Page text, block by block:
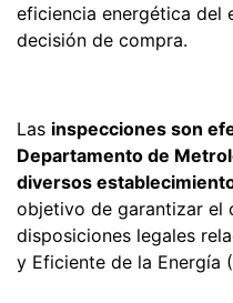
eficiencia energética del
decisión de compra.
Las inspecciones son
Departamento de
diversos
objetivo de garantizar el
disposiciones legales
y Eficiente de la Energía